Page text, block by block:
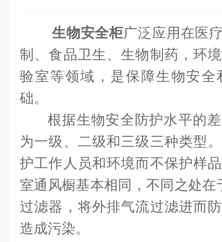
生物安全柜广泛应用在医
制、食品卫生、生物制药，环
验室等领域，是保障生物安全
础。
根据生物安全防护水平的
为一级、二级和三级三种类型
护工作人员和环境而不保护样
室通风橱基本相同，不同之处在
过滤器，将外排气流过滤进而
造成污染。